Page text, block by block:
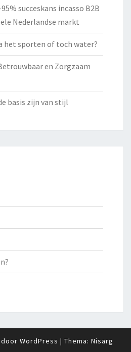
succeskans incasso B2B
Nederlandse markt
het sporten of toch water?
en Zorgzaam
basis zijn van stijl
WordPress | Thema: Nisarg